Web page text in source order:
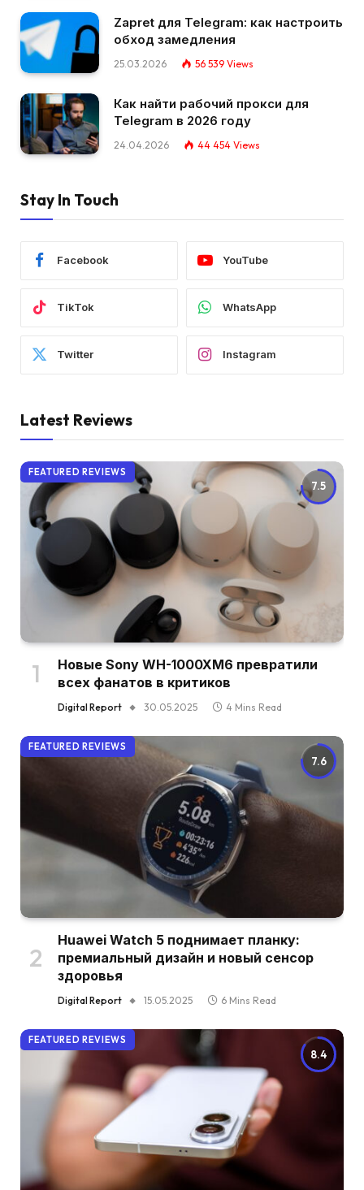
Zapret для Telegram: как настроить
обход замедления
25.03.2026 56 539 Views
Как найти рабочий прокси для
Telegram в 2026 году
24.04.2026 44 454 Views
Stay In Touch
Facebook YouTube
TikTok WhatsApp
Twitter Instagram
Latest Reviews
7.5
FEATURED REVIEWS
Новые Sony WH-1000XM6 превратили
всех фанатов в критиков
Digital Report 30.05.2025 4 Mins Read
7.6
FEATURED REVIEWS
Huawei Watch 5 поднимает планку:
премиальный дизайн и новый сенсор
здоровья
Digital Report 15.05.2025 6 Mins Read
8.4
FEATURED REVIEWS